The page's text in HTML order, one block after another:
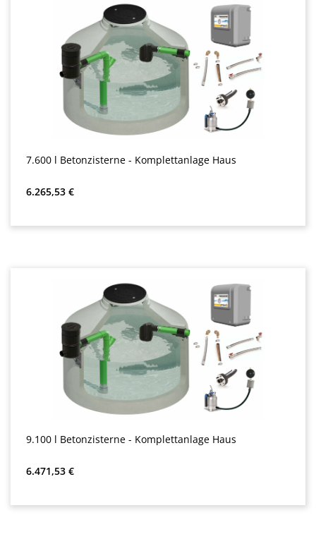
7.600 l Betonzisterne - Komplettanlage Haus
Precio normal:
6.265,53 €
9.100 l Betonzisterne - Komplettanlage Haus
Precio normal:
6.471,53 €